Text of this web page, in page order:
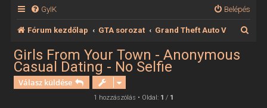
GyIK Belépés
Fórum kezdőlap GTA sorozat Grand Theft Auto V
Girls From Your Town - Anonymous
Casual Dating - No Selfie
Válasz küldése
1 hozzászólás • Oldal: 1 / 1